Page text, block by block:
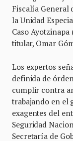
Fiscalía General
la Unidad
Caso Ayotzinapa
titular, Omar
Los expertos
definida de
cumplir contra
trabajando en el
exagentes del
Seguridad
Secretaría de